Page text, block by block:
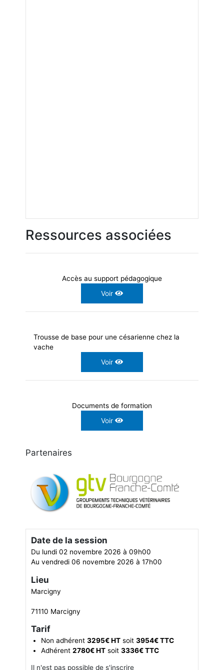
Ressources associées
Accès au support pédagogique
Voir
Trousse de base pour une césarienne chez la
vache
Voir
Documents de formation
Voir
Partenaires
Date de la session
Du lundi 02 novembre 2026 à 09h00
Au vendredi 06 novembre 2026 à 17h00
Lieu
Marcigny
71110 Marcigny
Tarif
Non adhérent 3295€ HT soit 3954€ TTC
Adhérent 2780€ HT soit 3336€ TTC
Il n'est pas possible de s'inscrire